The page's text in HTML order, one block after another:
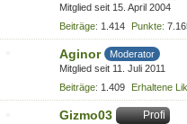
Mitglied seit 15. April 2004
Beiträge 1.414 Punkte
Aginor
Moderator
Mitglied seit 11. Juli 2011
Beiträge 1.409 Erhaltene
Gizmo03 Profi